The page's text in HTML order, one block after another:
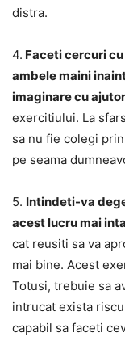
distra.
4. Faceti cercuri
ambele maini
imaginare cu
exercitiului. La
sa nu fie colegi
pe seama
5. Intindeti-va
acest lucru mai
cat reusiti sa va
mai bine. Acest
Totusi, trebuie sa
intrucat exista
capabil sa faceti